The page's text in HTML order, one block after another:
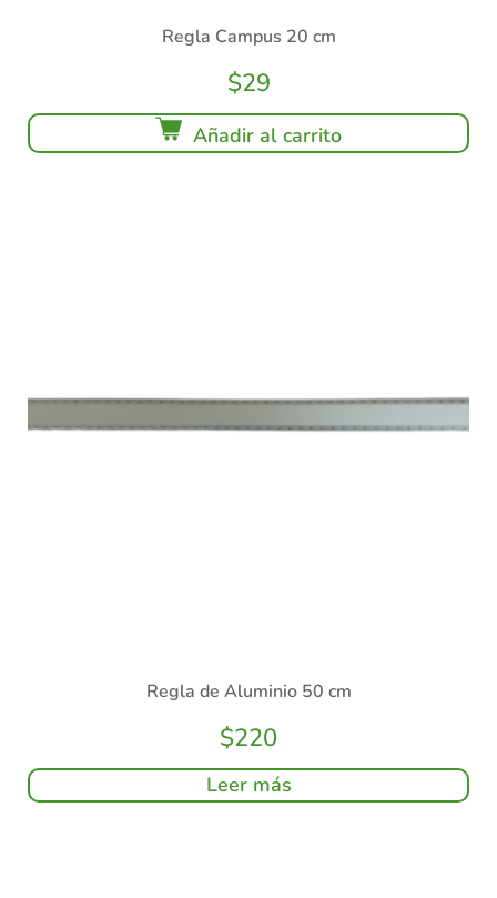
Regla Campus 20 cm
$29
Añadir al carrito
Regla de Aluminio 50 cm
$220
Leer más